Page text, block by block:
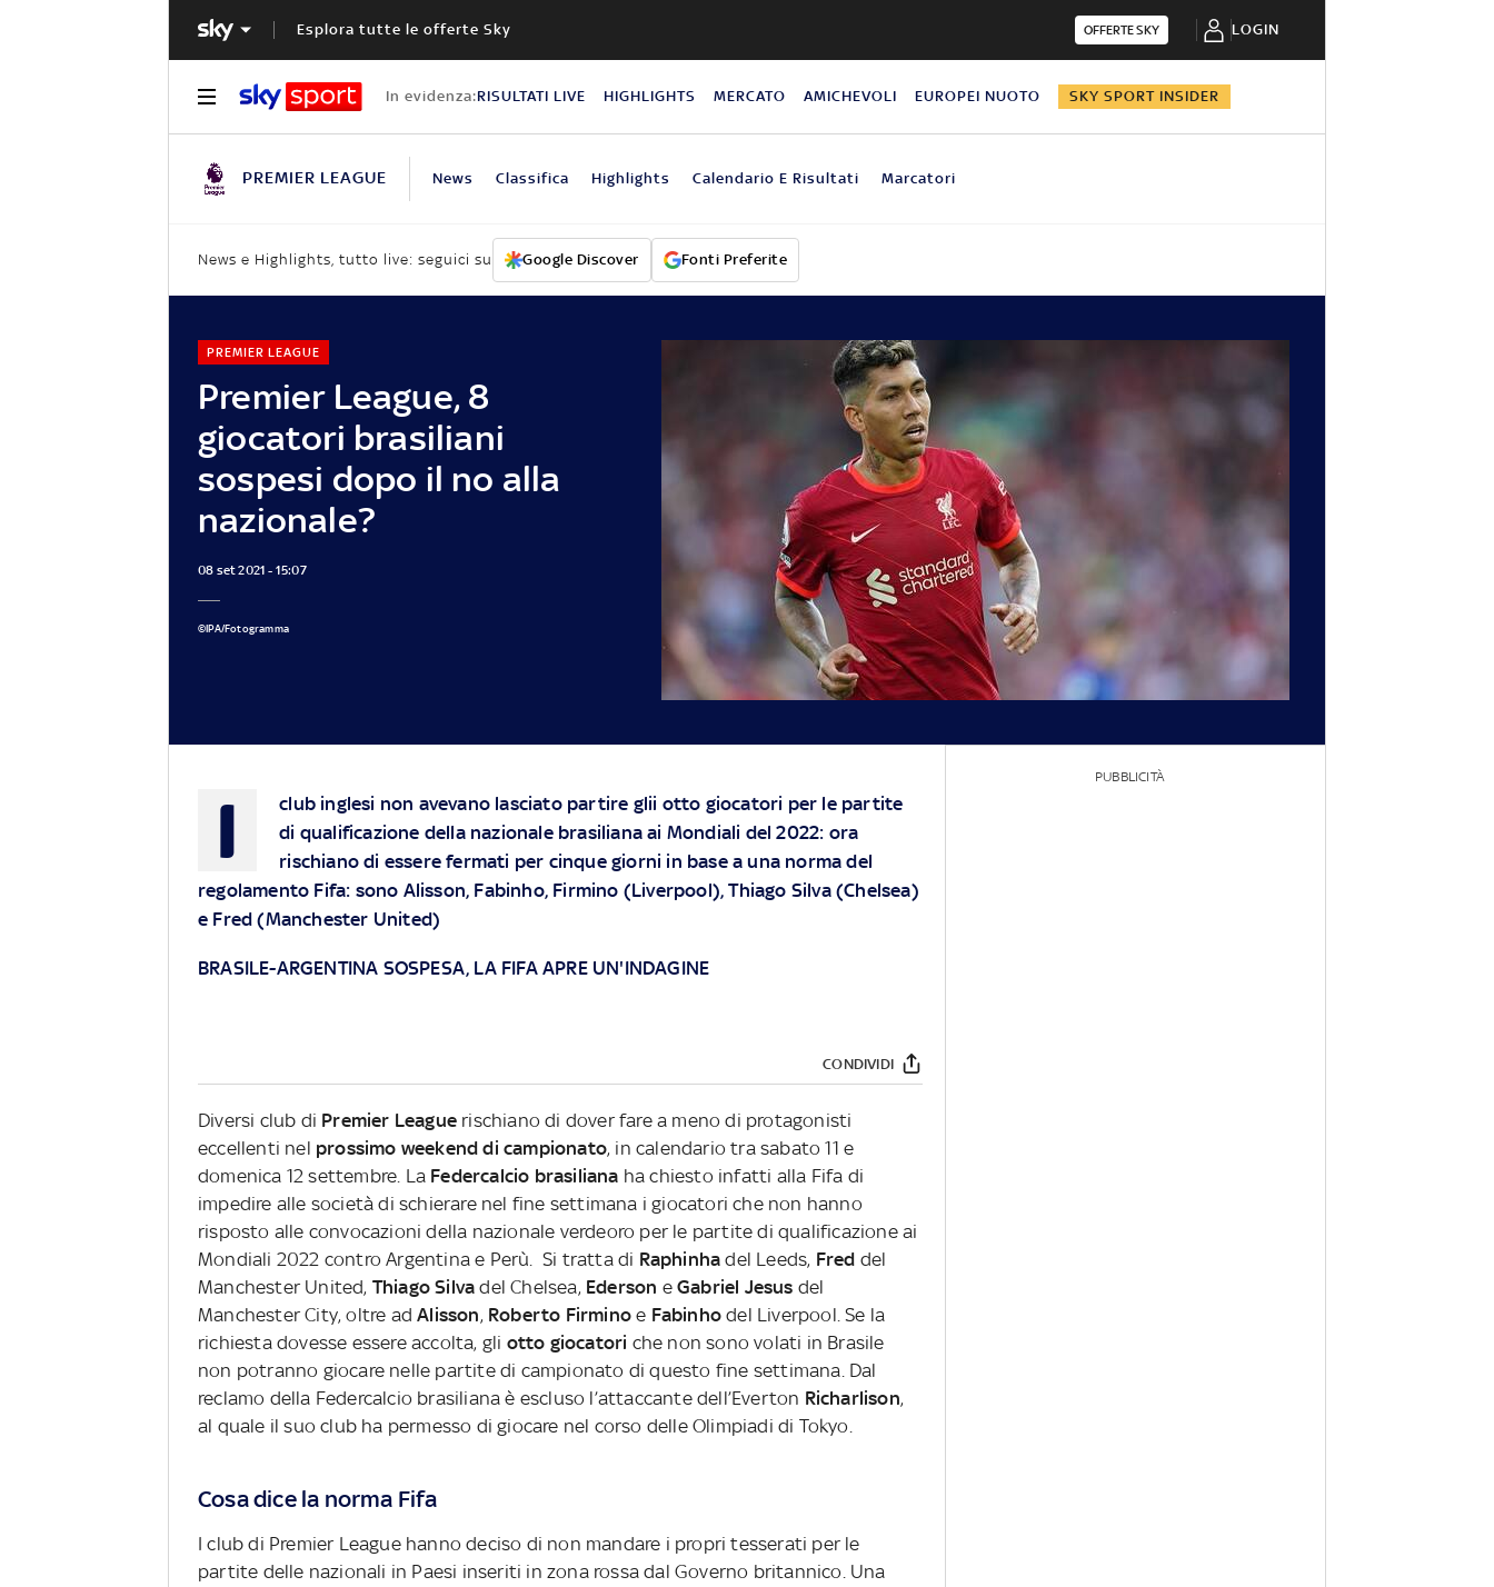
Esplora tutte le offerte Sky OFFERTE SKY LOGIN
In evidenza:RISULTATI LIVE HIGHLIGHTS MERCATO AMICHEVOLI EUROPEI NUOTO SKY SPORT INSIDER
PREMIER LEAGUE News Classifica Highlights Calendario E Risultati Marcatori
News e Highlights, tutto live: seguici su Google Discover Fonti Preferite
Premier League, 8
giocatori brasiliani
sospesi dopo il no alla
nazionale?
PREMIER LEAGUE
08 set 2021 - 15:07
©IPA/Fotogramma
I
club inglesi non avevano lasciato partire glii otto giocatori per le partite
di qualificazione della nazionale brasiliana ai Mondiali del 2022: ora
rischiano di essere fermati per cinque giorni in base a una norma del
regolamento Fifa: sono Alisson, Fabinho, Firmino (Liverpool), Thiago Silva (Chelsea)
e Fred (Manchester United)
BRASILE-ARGENTINA SOSPESA, LA FIFA APRE UN'INDAGINE
CONDIVIDI
Diversi club di Premier League rischiano di dover fare a meno di protagonisti
eccellenti nel prossimo weekend di campionato, in calendario tra sabato 11 e
domenica 12 settembre. La Federcalcio brasiliana ha chiesto infatti alla Fifa di
impedire alle società di schierare nel fine settimana i giocatori che non hanno
risposto alle convocazioni della nazionale verdeoro per le partite di qualificazione ai
Mondiali 2022 contro Argentina e Perù. Si tratta di Raphinha del Leeds, Fred del
Manchester United, Thiago Silva del Chelsea, Ederson eGabriel Jesus del
Manchester City, oltre adAlisson, Roberto Firmino e Fabinhodel Liverpool. Se la
richiesta dovesse essere accolta, gli otto giocatori che non sono volati in Brasile
non potranno giocare nelle partite di campionato di questo fine settimana. Dal
reclamo della Federcalcio brasiliana è escluso l’attaccante dell’Everton Richarlison,
al quale il suo club ha permesso di giocare nel corso delle Olimpiadi di Tokyo.
Cosa dice la norma Fifa
I club di Premier League hanno deciso di non mandare i propri tesserati per le
partite delle nazionali in Paesi inseriti in zona rossa dal Governo britannico. Una
PUBBLICITÀ